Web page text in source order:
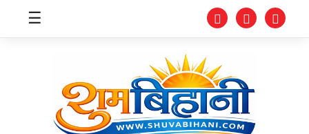
स्वास्थ्य
☰